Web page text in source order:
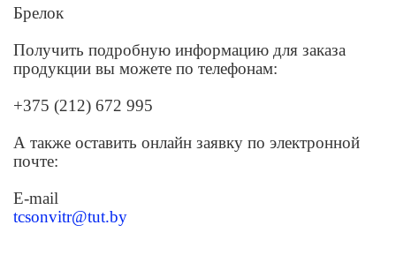
Брелок
Получить подробную информацию для заказа
продукции вы можете по телефонам:
+375 (212) 672 995
А также оставить онлайн заявку по электронной
почте:
E-mail
tcsonvitr@tut.by